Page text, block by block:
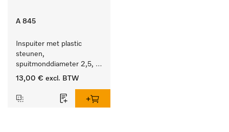
A 845
Inspuiter met plastic
steunen,
spuitmonddiameter 2,5,
lengte 125 mm, 1 stuk.
13,00 € excl. BTW